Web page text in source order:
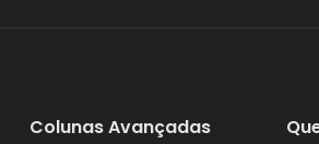
Colunas Avançadas